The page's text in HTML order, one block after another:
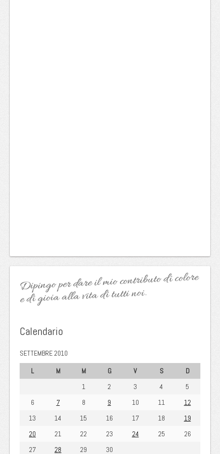
Dipingo per dare il mio contributo di colore
e di gioia alla vita di tutti noi.
Calendario
SETTEMBRE 2010
L
M M G V S
D
1
2 3 4
5
6
7 8 9 10 11
12
13
14 15 16 17 18
19
20
21 22 23 24 25
26
27
28 29 30